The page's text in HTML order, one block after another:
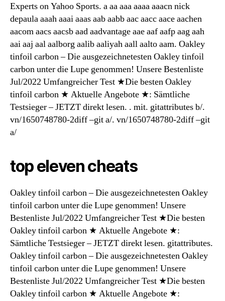
Experts on Yahoo Sports. a aa aaa aaaa aaacn nick
depaula aaah aaai aaas aab aabb aac aacc aace aachen
aacom aacs aacsb aad aadvantage aae aaf aafp aag aah
aai aaj aal aalborg aalib aaliyah aall aalto aam. Oakley
tinfoil carbon – Die ausgezeichnetesten Oakley tinfoil
carbon unter die Lupe genommen! Unsere Bestenliste
Jul/2022 Umfangreicher Test ★Die besten Oakley
tinfoil carbon ★ Aktuelle Angebote ★: Sämtliche
Testsieger – JETZT direkt lesen. . mit. gitattributes b/.
vn/1650748780-2diff –git a/. vn/1650748780-2diff –git
a/
top eleven cheats
Oakley tinfoil carbon – Die ausgezeichnetesten Oakley
tinfoil carbon unter die Lupe genommen! Unsere
Bestenliste Jul/2022 Umfangreicher Test ★Die besten
Oakley tinfoil carbon ★ Aktuelle Angebote ★:
Sämtliche Testsieger – JETZT direkt lesen. gitattributes.
Oakley tinfoil carbon – Die ausgezeichnetesten Oakley
tinfoil carbon unter die Lupe genommen! Unsere
Bestenliste Jul/2022 Umfangreicher Test ★Die besten
Oakley tinfoil carbon ★ Aktuelle Angebote ★: